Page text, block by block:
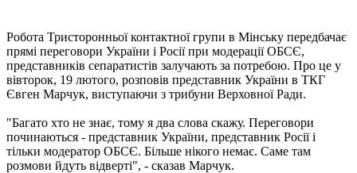
Робота Тристоронньої контактної групи в Мінську передбачає
прямі переговори України і Росії при модерації ОБСЄ,
представників сепаратистів залучають за потребою. Про це у
вівторок, 19 лютого, розповів представник України в ТКГ
Євген Марчук, виступаючи з трибуни Верховної Ради.
"Багато хто не знає, тому я два слова скажу. Переговори
починаються - представник України, представник Росії і
тільки модератор ОБСЄ. Більше нікого немає. Саме там
розмови йдуть відверті", - сказав Марчук.